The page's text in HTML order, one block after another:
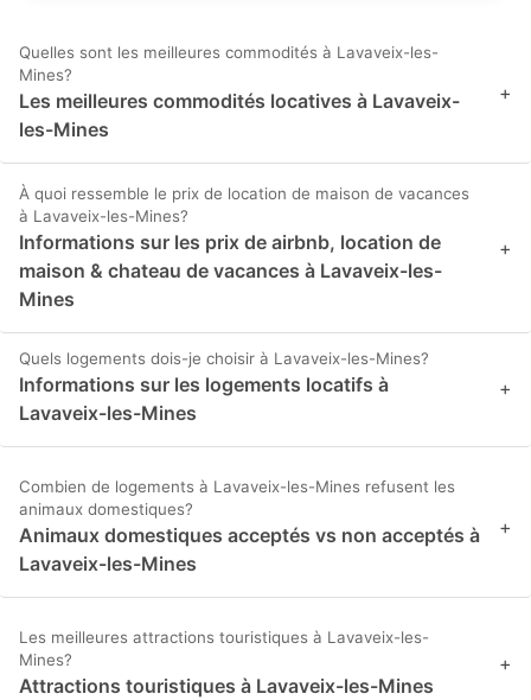
Quelles sont les meilleures commodités à Lavaveix-les-
Mines?
Les meilleures commodités locatives à Lavaveix-
les-Mines
+
À quoi ressemble le prix de location de maison de vacances
à Lavaveix-les-Mines?
Informations sur les prix de airbnb, location de
maison & chateau de vacances à Lavaveix-les-
Mines
+
Quels logements dois-je choisir à Lavaveix-les-Mines?
Informations sur les logements locatifs à
Lavaveix-les-Mines
+
Combien de logements à Lavaveix-les-Mines refusent les
animaux domestiques?
Animaux domestiques acceptés vs non acceptés à
Lavaveix-les-Mines
+
Les meilleures attractions touristiques à Lavaveix-les-
Mines?
Attractions touristiques à Lavaveix-les-Mines
+